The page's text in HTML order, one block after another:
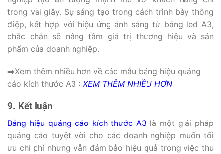
trong vài giây. Sự sáng tạo trong cách trình bày thông
điệp, kết hợp với hiệu ứng ánh sáng từ bảng led A3,
chắc chắn sẽ nâng tầm giá trị thương hiệu và sản
phẩm của doanh nghiệp.
➡️Xem thêm nhiều hơn về các mẫu bảng hiệu quảng
cáo kích thước A3 : XEM THÊM NHIỀU HƠN
9. Kết luận
Bảng hiệu quảng cáo kích thước A3 là một giải pháp
quảng cáo tuyệt vời cho các doanh nghiệp muốn tối
ưu chi phí nhưng vẫn đảm bảo hiệu quả trong việc thu